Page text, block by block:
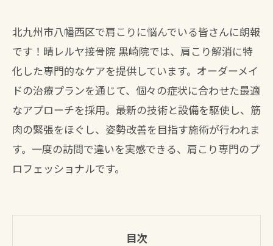
北九州市八幡西区で肩こりに悩んでいる皆さんに朗報
です！晴レルヤ接骨院 黒崎院では、肩こり解消に特
化した専門的なケアを提供しています。オーダーメイ
ドの治療プランを通じて、個々の症状に合わせた最適
なアプローチを採用。最新の技術と設備を駆使し、筋
肉の緊張をほぐし、姿勢改善を目指す施術が行われま
す。一度の訪問で違いを実感できる、肩こり専門のプ
ロフェッショナルです。
目次